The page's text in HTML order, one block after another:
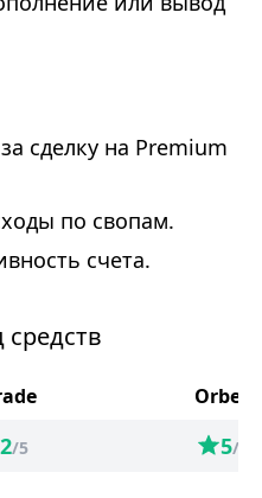
сделку на Premium
по свопам.
счета.
Orbex
/5 5/5